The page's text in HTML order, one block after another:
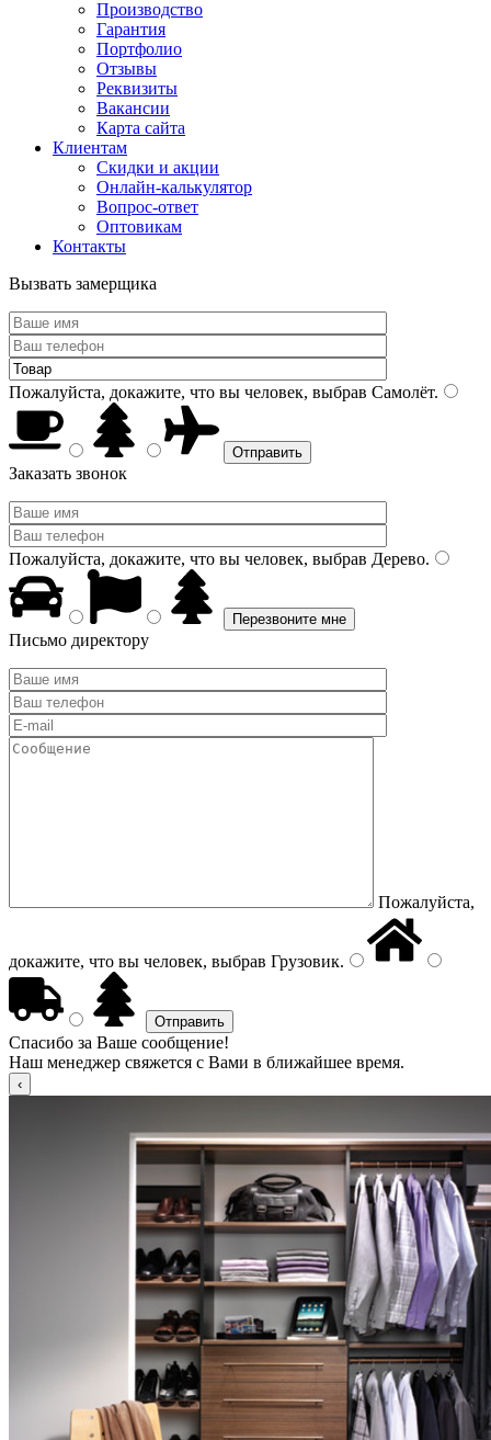
Производство
Гарантия
Портфолио
Отзывы
Реквизиты
Вакансии
Карта сайта
Клиентам
Скидки и акции
Онлайн-калькулятор
Вопрос-ответ
Оптовикам
Контакты
Вызвать замерщика
Пожалуйста, докажите, что вы человек, выбрав Самолёт.
Заказать звонок
Пожалуйста, докажите, что вы человек, выбрав Дерево.
Письмо директору
Пожалуйста,
докажите, что вы человек, выбрав Грузовик.
Спасибо за Ваше сообщение!
Наш менеджер свяжется с Вами в ближайшее время.